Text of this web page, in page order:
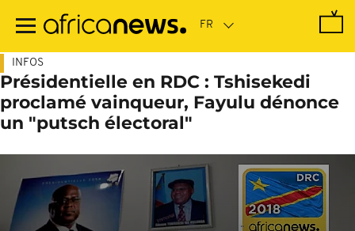
contenu
INFOS
Présidentielle en RDC : Tshisekedi
proclamé vainqueur, Fayulu dénonce
un "putsch électoral"